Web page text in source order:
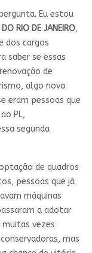
Eu estou
RIO DE JANEIRO,
cargos
saber se essas
de
algo novo
eram pessoas que
PL,
segunda
de quadros
pessoas que já
máquinas
a adotar
vezes
mas